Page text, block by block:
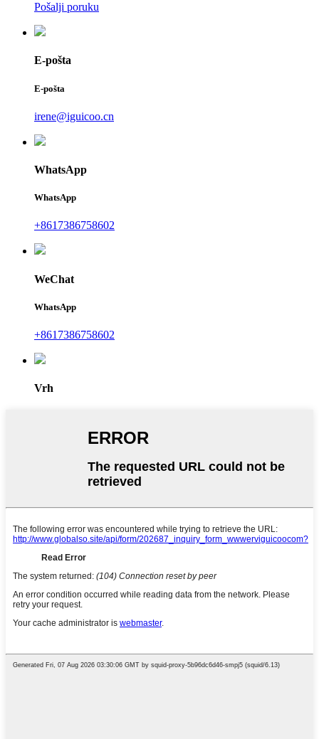
Pošalji poruku
E-pošta
E-pošta
irene@iguicoo.cn
WhatsApp
WhatsApp
+8617386758602
WeChat
WhatsApp
+8617386758602
Vrh